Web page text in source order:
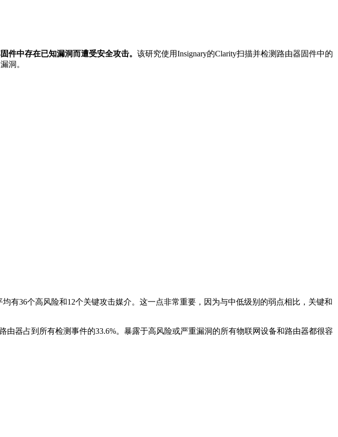
件中存在已知漏洞而遭受安全攻击。 该研究使用Insignary的Clarity扫描并检测路由器固件中的
洞。
有36个高风险和12个关键攻击媒介。这一点非常重要，因为与中低级别的弱点相比，关键和
器占到所有检测事件的33.6%。暴露于高风险或严重漏洞的所有物联网设备和路由器都很容